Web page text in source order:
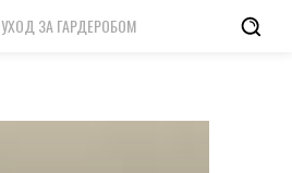
УХОД ЗА ГАРДЕРОБОМ